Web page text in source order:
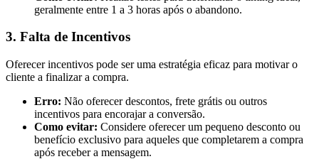
geralmente entre 1 a 3 horas após o abandono.
3. Falta de Incentivos
Oferecer incentivos pode ser uma estratégia eficaz para motivar o
cliente a finalizar a compra.
Erro: Não oferecer descontos, frete grátis ou outros
incentivos para encorajar a conversão.
Como evitar: Considere oferecer um pequeno desconto ou
benefício exclusivo para aqueles que completarem a compra
após receber a mensagem.